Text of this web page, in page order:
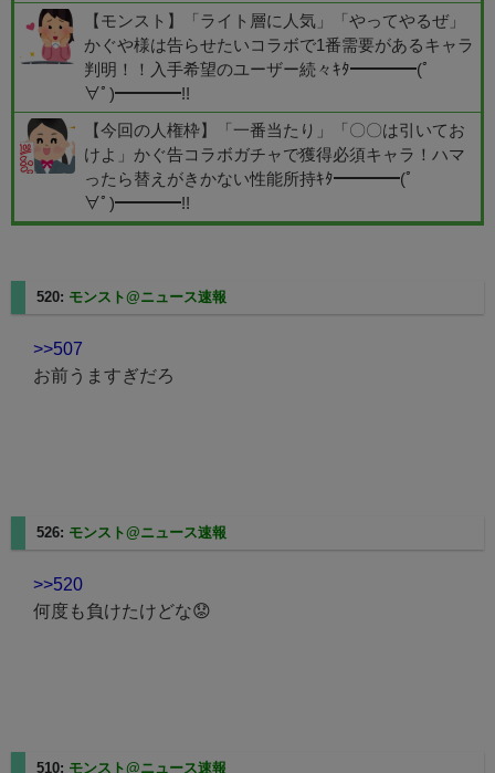
【モンスト】「ライト層に人気」「やってやるぜ」
かぐや様は告らせたいコラボで1番需要があるキャラ
判明！！入手希望のユーザー続々ｷﾀ━━━━(ﾟ
∀ﾟ)━━━━!!
【今回の人権枠】「一番当たり」「〇〇は引いてお
けよ」かぐ告コラボガチャで獲得必須キャラ！ハマ
ったら替えがきかない性能所持ｷﾀ━━━━(ﾟ
∀ﾟ)━━━━!!
520: モンスト@ニュース速報
>>507
お前うますぎだろ
526: モンスト@ニュース速報
>>520
何度も負けたけどな😟
510: モンスト@ニュース速報